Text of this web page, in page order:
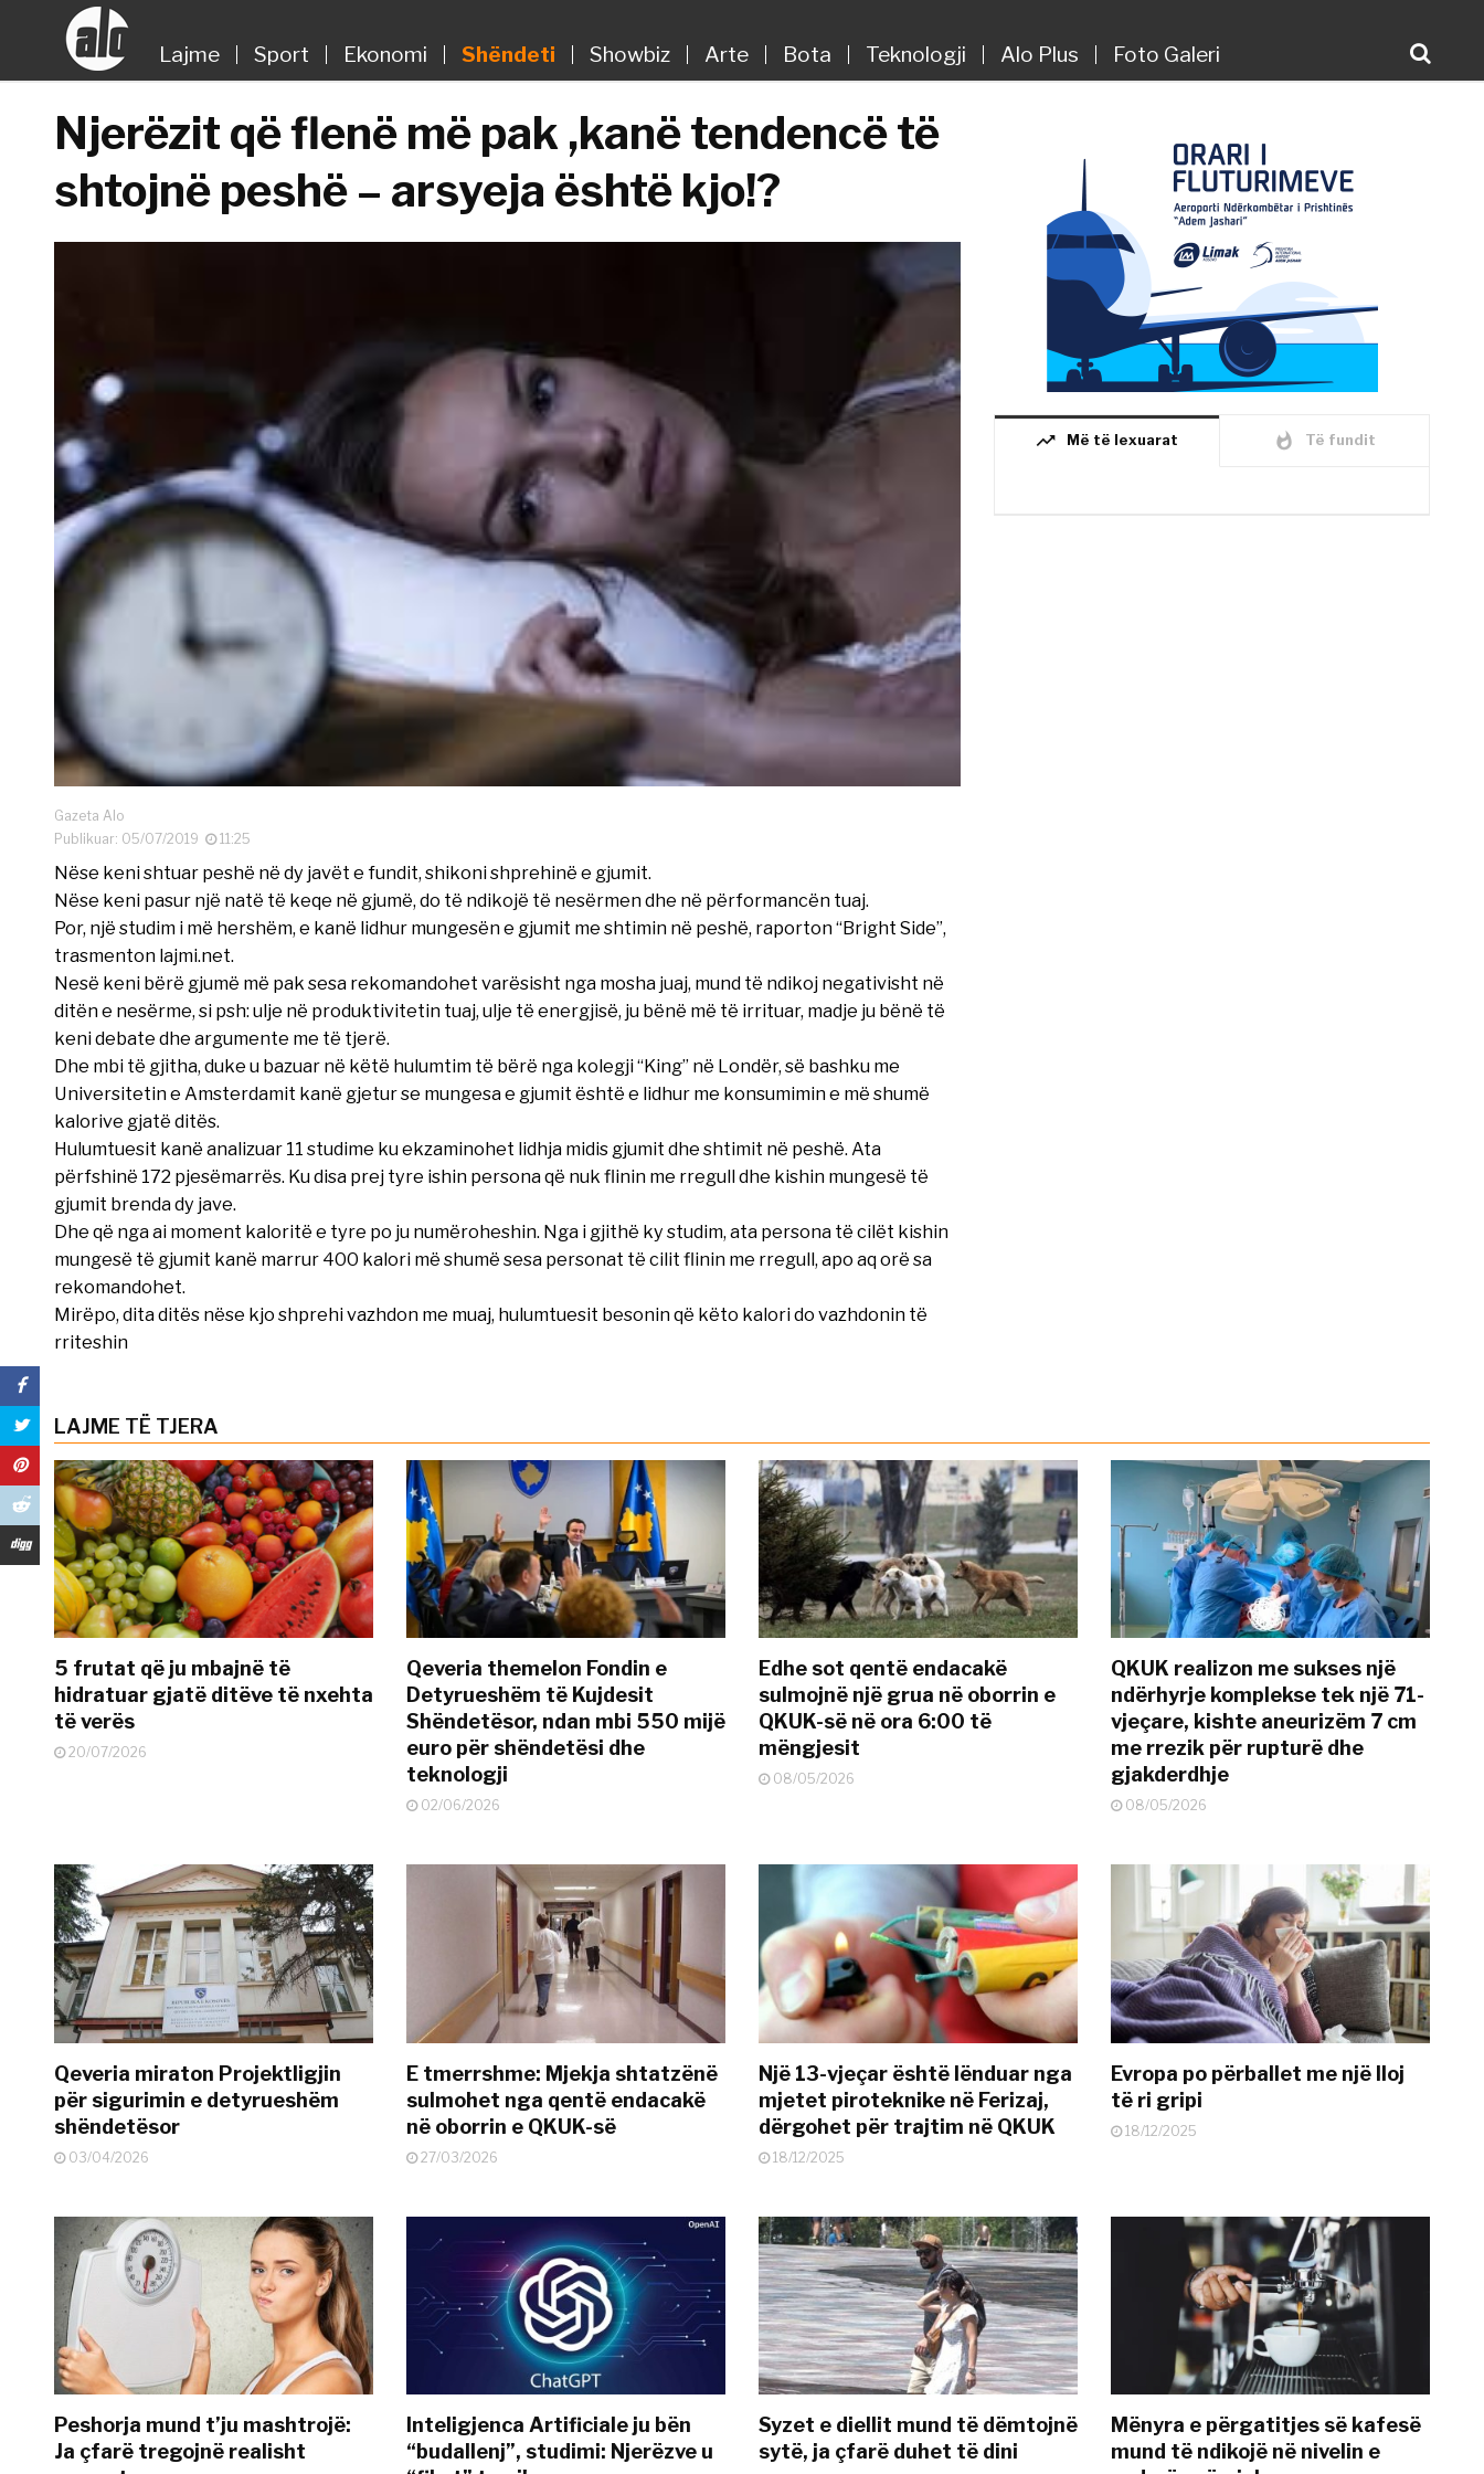
Lajme Sport Ekonomi Shëndeti Showbiz Arte Bota Teknologji Alo Plus Foto Galeri
Njerëzit që flenë më pak ,kanë tendencë të
shtojnë peshë – arsyeja është kjo!?
Gazeta Alo
Publikuar: 05/07/2019
11:25
Nëse keni shtuar peshë në dy javët e fundit, shikoni shprehinë e gjumit.
Nëse keni pasur një natë të keqe në gjumë, do të ndikojë të nesërmen dhe në përformancën tuaj.
Por, një studim i më hershëm, e kanë lidhur mungesën e gjumit me shtimin në peshë, raporton “Bright Side”,
trasmenton lajmi.net.
Nesë keni bërë gjumë më pak sesa rekomandohet varësisht nga mosha juaj, mund të ndikoj negativisht në
ditën e nesërme, si psh: ulje në produktivitetin tuaj, ulje të energjisë, ju bënë më të irrituar, madje ju bënë të
keni debate dhe argumente me të tjerë.
Dhe mbi të gjitha, duke u bazuar në këtë hulumtim të bërë nga kolegji “King” në Londër, së bashku me
Universitetin e Amsterdamit kanë gjetur se mungesa e gjumit është e lidhur me konsumimin e më shumë
kalorive gjatë ditës.
Hulumtuesit kanë analizuar 11 studime ku ekzaminohet lidhja midis gjumit dhe shtimit në peshë. Ata
përfshinë 172 pjesëmarrës. Ku disa prej tyre ishin persona që nuk flinin me rregull dhe kishin mungesë të
gjumit brenda dy jave.
Dhe që nga ai moment kaloritë e tyre po ju numëroheshin. Nga i gjithë ky studim, ata persona të cilët kishin
mungesë të gjumit kanë marrur 400 kalori më shumë sesa personat të cilit flinin me rregull, apo aq orë sa
rekomandohet.
Mirëpo, dita ditës nëse kjo shprehi vazhdon me muaj, hulumtuesit besonin që këto kalori do vazhdonin të
rriteshin
trending_up Më të lexuarat whatshot Të fundit
LAJME TË TJERA
5 frutat që ju mbajnë të
hidratuar gjatë ditëve të nxehta
të verës
20/07/2026
Qeveria themelon Fondin e
Detyrueshëm të Kujdesit
Shëndetësor, ndan mbi 550 mijë
euro për shëndetësi dhe
teknologji
02/06/2026
Edhe sot qentë endacakë
sulmojnë një grua në oborrin e
QKUK-së në ora 6:00 të
mëngjesit
08/05/2026
QKUK realizon me sukses një
ndërhyrje komplekse tek një 71-
vjeçare, kishte aneurizëm 7 cm
me rrezik për rupturë dhe
gjakderdhje
08/05/2026
Qeveria miraton Projektligjin
për sigurimin e detyrueshëm
shëndetësor
03/04/2026
E tmerrshme: Mjekja shtatzënë
sulmohet nga qentë endacakë
në oborrin e QKUK-së
27/03/2026
Një 13-vjeçar është lënduar nga
mjetet piroteknike në Ferizaj,
dërgohet për trajtim në QKUK
18/12/2025
Evropa po përballet me një lloj
të ri gripi
18/12/2025
Peshorja mund t’ju mashtrojë:
Ja çfarë tregojnë realisht
Inteligjenca Artificiale ju bën
“budallenj”, studimi: Njerëzve u
Syzet e diellit mund të dëmtojnë
sytë, ja çfarë duhet të dini
Mënyra e përgatitjes së kafesë
mund të ndikojë në nivelin e